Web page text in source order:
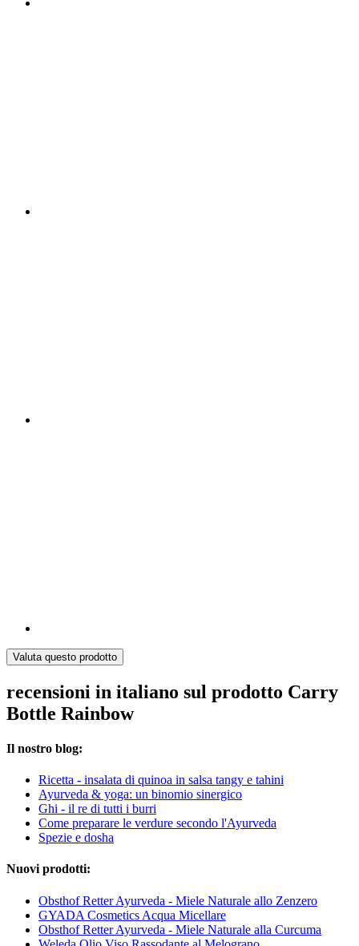
Valuta questo prodotto
recensioni in italiano sul prodotto Carry
Bottle Rainbow
Il nostro blog:
Ricetta - insalata di quinoa in salsa tangy e tahini
Ayurveda & yoga: un binomio sinergico
Ghi - il re di tutti i burri
Come preparare le verdure secondo l'Ayurveda
Spezie e dosha
Nuovi prodotti:
Obsthof Retter Ayurveda - Miele Naturale allo Zenzero
GYADA Cosmetics Acqua Micellare
Obsthof Retter Ayurveda - Miele Naturale alla Curcuma